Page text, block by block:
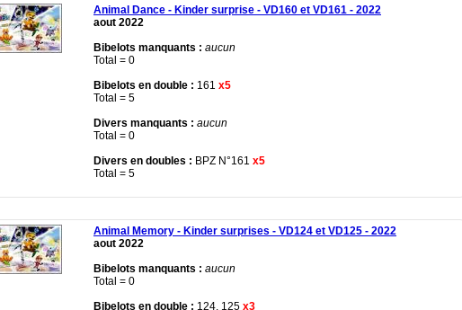
Animal Dance - Kinder surprise - VD160 et VD161 - 2022
aout 2022
Bibelots manquants : aucun
Total = 0
Bibelots en double : 161 x5
Total = 5
Divers manquants : aucun
Total = 0
Divers en doubles : BPZ N°161 x5
Total = 5
Animal Memory - Kinder surprises - VD124 et VD125 - 2022
aout 2022
Bibelots manquants : aucun
Total = 0
Bibelots en double : 124, 125 x3